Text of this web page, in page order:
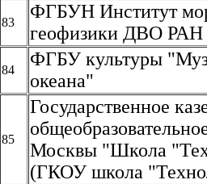
83
ФГБУН Институт
геофизики ДВО
84
ФГБУ культуры
океана"
85
Государственное
Москвы "Школа
(ГКОУ школа